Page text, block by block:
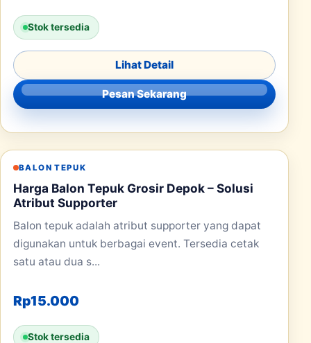
Stok tersedia
Lihat Detail
Pesan Sekarang
BALON TEPUK
Harga Balon Tepuk Grosir Depok – Solusi
Atribut Supporter
Balon tepuk adalah atribut supporter yang dapat
digunakan untuk berbagai event. Tersedia cetak
satu atau dua s...
Rp15.000
Stok tersedia